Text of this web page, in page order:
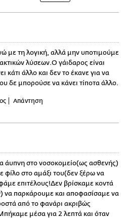
με τη λογική, αλλά μην υποτιμούμε
λύσεων.Ο γάιδαρος είναι
κάτι άλλο και δεν το έκανε για να
δε μπορούσε να κάνει τίποτα άλλο.
Απάντηση
άυπνη στο νοσοκομείο(ως ασθενής)
φίλο στο αμάξι του(δεν ξέρω να
επιτέλους!Δεν βρίσκαμε κοντά
να παρκάρουμε και αποφασίσαμε να
από το φανάρι ακριβώς
μέσα για 2 λεπτά και όταν